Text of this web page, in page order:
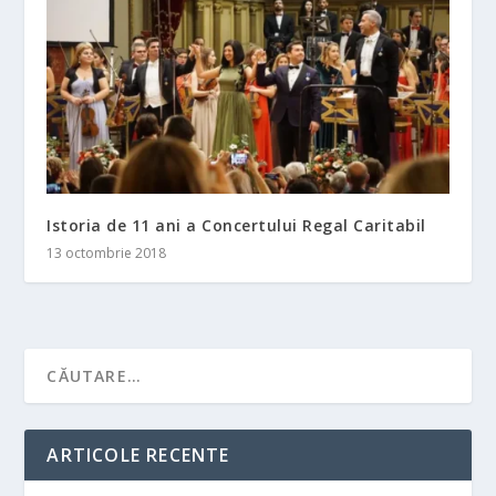
Istoria de 11 ani a Concertului Regal Caritabil
13 octombrie 2018
ARTICOLE RECENTE